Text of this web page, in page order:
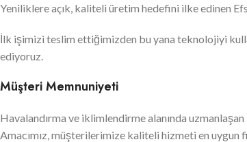
Yeniliklere açık, kaliteli üretim hedefini ilke edinen
İlk işimizi teslim ettiğimizden bu yana teknolojiyi
ediyoruz.
Müşteri Memnuniyeti
Havalandırma ve iklimlendirme alanında
Amacımız, müşterilerimize kaliteli hizmeti en uygun